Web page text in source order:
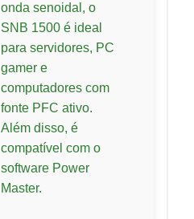
onda senoidal, o
SNB 1500 é ideal
para servidores, PC
gamer e
computadores com
fonte PFC ativo.
Além disso, é
compatível com o
software Power
Master.